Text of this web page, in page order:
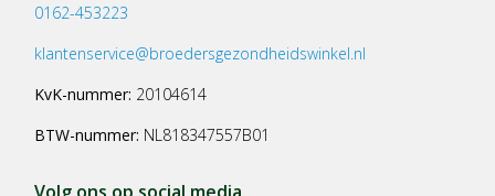
0162-453223
klantenservice@broedersgezondheidswinkel.nl
KvK-nummer: 20104614
BTW-nummer: NL818347557B01